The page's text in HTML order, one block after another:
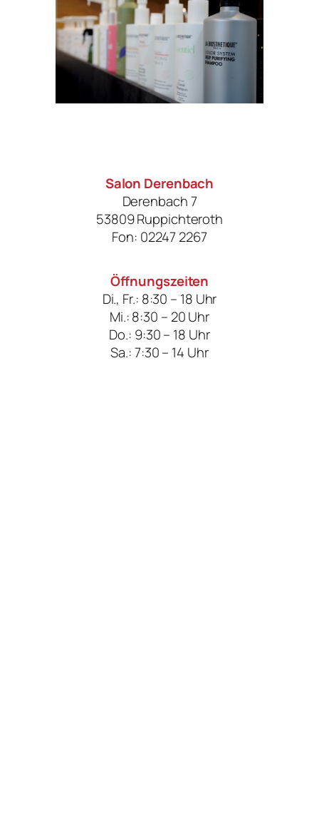
Salon Derenbach
Derenbach 7
53809 Ruppichteroth
Fon: 02247 2267
Öffnungszeiten
Di., Fr.: 8:30 – 18 Uhr
Mi.: 8:30 – 20 Uhr
Do.: 9:30 – 18 Uhr
Sa.: 7:30 – 14 Uhr